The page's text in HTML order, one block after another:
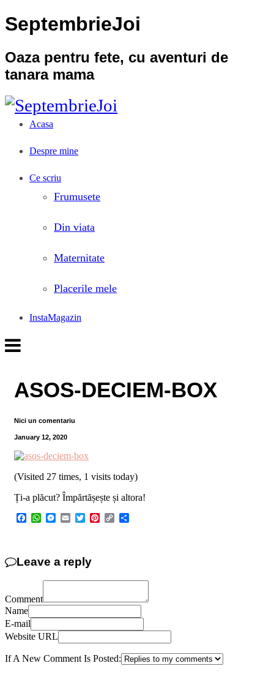
SeptembrieJoi
Oaza pentru fete, cu aventuri de
tanara mama
Acasa
Despre mine
Ce scriu
Frumusete
Din viata
Maternitate
Placerile mele
InstaMagazin
ASOS-DECIEM-BOX
Nici un comentariu
January 12, 2020
(Visited 27 times, 1 visits today)
Ți-a plăcut? Împărtășește și altora!
Facebook
WhatsApp
Messenger
EmailTwitterPinterest
Copy
Leave a reply
Comment
Name
E-mail
Website URL
If A New Comment Is Posted: